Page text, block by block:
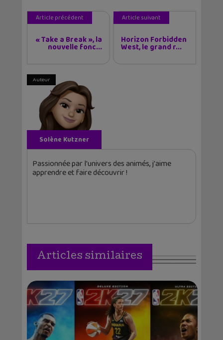
Article précédent
« Take a Break », la
nouvelle fonc...
Article suivant
Horizon Forbidden
West, le grand r...
Auteur
Solène Kutzner
Passionnée par l'univers des animés, j'aime
apprendre et faire découvrir !
Articles similaires